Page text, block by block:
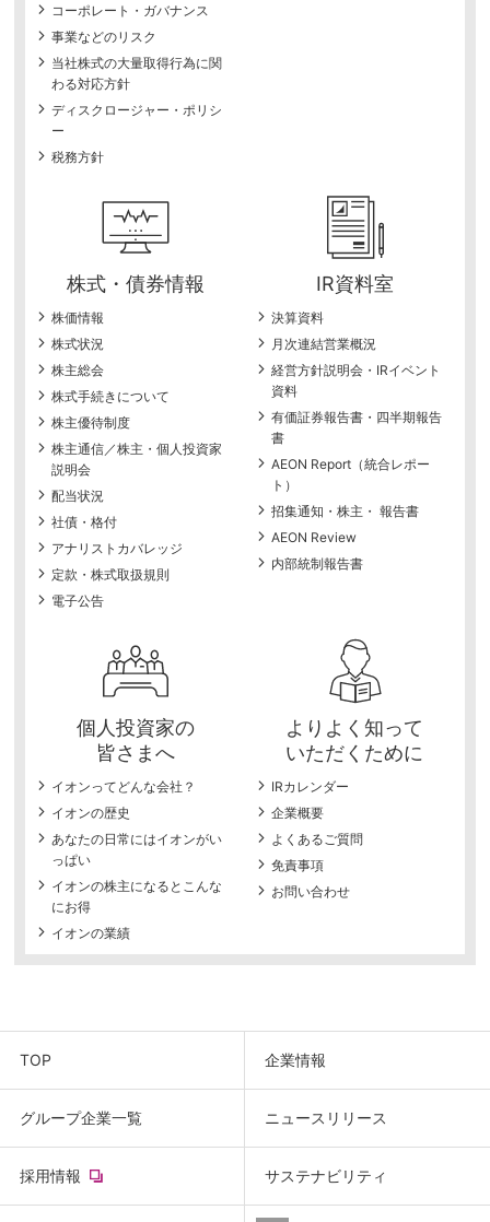
コーポレート・ガバナンス
事業などのリスク
当社株式の大量取得行為に関
わる対応方針
ディスクロージャー・ポリシ
ー
税務方針
株式・債券情報
株価情報
株式状況
株主総会
株式手続きについて
株主優待制度
株主通信／株主・個人投資家
説明会
配当状況
社債・格付
アナリストカバレッジ
定款・株式取扱規則
電子公告
IR資料室
決算資料
月次連結営業概況
経営方針説明会・IRイベント
資料
有価証券報告書・四半期報告
書
AEON Report（統合レポー
ト）
招集通知・株主・ 報告書
AEON Review
内部統制報告書
個人投資家の
皆さまへ
イオンってどんな会社？
イオンの歴史
あなたの日常にはイオンがい
っぱい
イオンの株主になるとこんな
にお得
イオンの業績
よりよく知って
いただくために
IRカレンダー
企業概要
よくあるご質問
免責事項
お問い合わせ
TOP 企業情報
グループ企業一覧 ニュースリリース
採用情報(new
サステナビリティ